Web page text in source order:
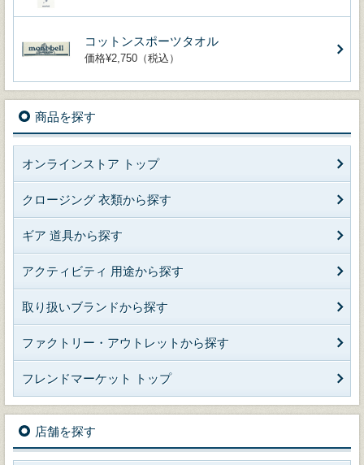
コットンスポーツタオル
価格¥2,750（税込）
商品を探す
オンラインストア トップ
クロージング 衣類から探す
ギア 道具から探す
アクティビティ 用途から探す
取り扱いブランドから探す
ファクトリー・アウトレットから探す
フレンドマーケット トップ
店舗を探す